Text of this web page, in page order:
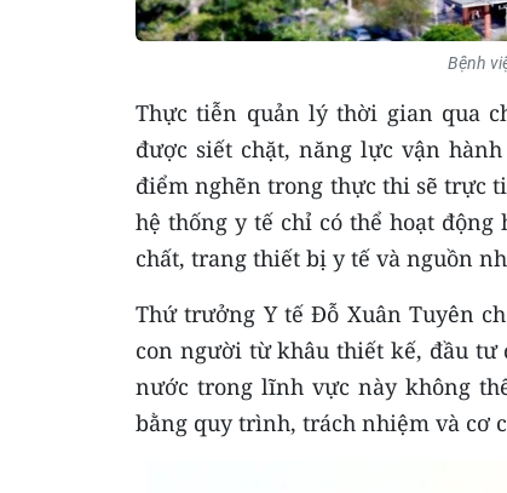
Bệnh
Thực tiễn quản lý thời gian qua
được siết chặt, năng lực vận
điểm nghẽn trong thực thi sẽ trực
hệ thống y tế chỉ có thể hoạt
chất, trang thiết bị y tế và nguồn
Thứ trưởng Y tế Đỗ Xuân Tuyên
con người từ khâu thiết kế, đầu
nước trong lĩnh vực này không
bằng quy trình, trách nhiệm và cơ